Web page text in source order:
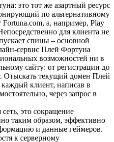
это тот же азартный ресурс
по альтернативному
Fortuna.com, а, например, Play
для клиента не
спины – основной
сервис Плей Фортуна
возможностей ни в
сайту: от регистрации до
Отыскать текущий домен Плей
клиент, написав в
через запрос в
это сокращение
таким образом, эффективно
и данные геймеров.
к серверному